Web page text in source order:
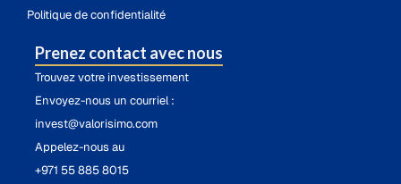
Politique de confidentialité
Prenez contact avec nous
Trouvez votre investissement
Envoyez-nous un courriel :
invest@valorisimo.com
Appelez-nous au
+971 55 885 8015